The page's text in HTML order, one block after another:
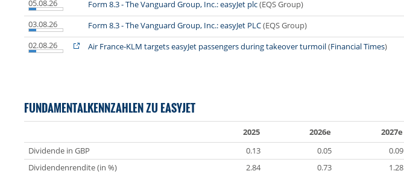
05.08.26
Form 8.3 - The Vanguard Group, Inc.: easyJet plc(EQS Group)
03.08.26
Form 8.3 - The Vanguard Group, Inc.: easyJet PLC(EQS Group)
02.08.26
Air France-KLM targets easyJet passengers during takeover turmoil(Financial Times)
FUNDAMENTALKENNZAHLEN ZU EASYJET
2025 2026e
2027e
Dividende in GBP
0.13 0.05
0.09
Dividendenrendite (in %)
2.84 0.73
1.28